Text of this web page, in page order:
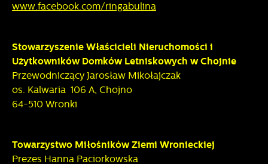
www.facebook.com/ringabulina
Stowarzyszenie Właścicieli Nieruchomości i
Użytkowników Domków Letniskowych w Chojnie
Przewodniczący Jarosław Mikołajczak
os. Kalwaria 106 A, Chojno
64-510 Wronki
Towarzystwo Miłośników Ziemi Wronieckiej
Prezes Hanna Paciorkowska